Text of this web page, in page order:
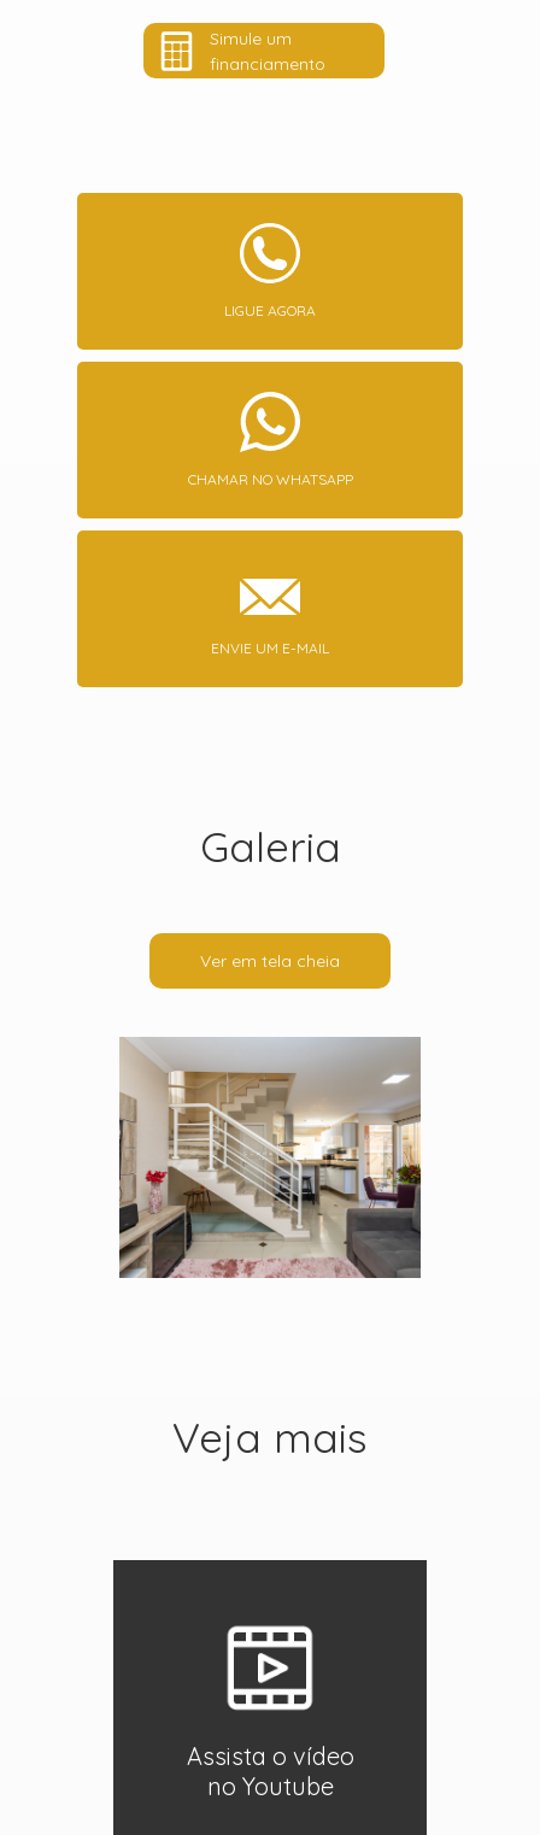
Simule um
financiamento
LIGUE AGORA
CHAMAR NO WHATSAPP
ENVIE UM E-MAIL
Galeria
Ver em tela cheia
Veja mais
Assista o vídeo
no Youtube